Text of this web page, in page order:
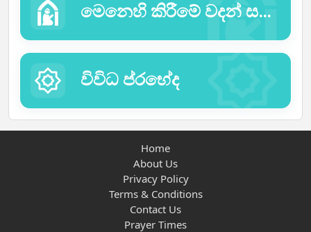
මෙනෙහි කිරීමේ වදන් සහ ප්රාර්ථනා පිළිබඳ කොටස
විවිධ ප්රභේද
Home
About Us
Privacy Policy
Terms & Conditions
Contact Us
Prayer Times